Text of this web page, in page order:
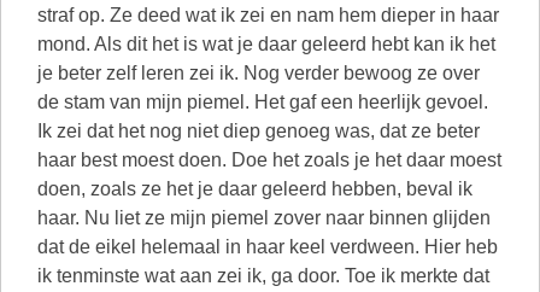
straf op. Ze deed wat ik zei en nam hem dieper in haar
mond. Als dit het is wat je daar geleerd hebt kan ik het
je beter zelf leren zei ik. Nog verder bewoog ze over
de stam van mijn piemel. Het gaf een heerlijk gevoel.
Ik zei dat het nog niet diep genoeg was, dat ze beter
haar best moest doen. Doe het zoals je het daar moest
doen, zoals ze het je daar geleerd hebben, beval ik
haar. Nu liet ze mijn piemel zover naar binnen glijden
dat de eikel helemaal in haar keel verdween. Hier heb
ik tenminste wat aan zei ik, ga door. Toe ik merkte dat